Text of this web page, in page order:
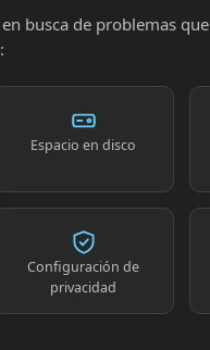
busca de problemas que
Espacio en disco
Configuración de
privacidad